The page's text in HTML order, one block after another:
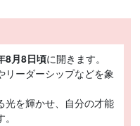
8月8日頃に開きます。
リーダーシップなどを象
光を輝かせ、自分の才能